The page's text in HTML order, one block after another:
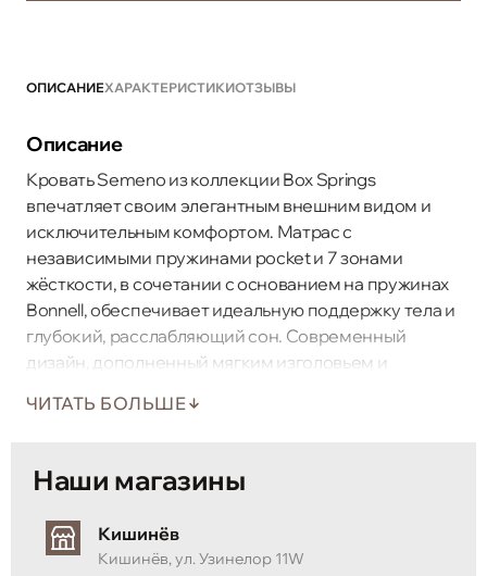
ОПИСАНИЕХАРАКТЕРИСТИКИОТЗЫВЫ
Описание
Кровать Semeno из коллекции Box Springs
впечатляет своим элегантным внешним видом и
исключительным комфортом. Матрас с
независимыми пружинами pocket и 7 зонами
жёсткости, в сочетании с основанием на пружинах
Bonnell, обеспечивает идеальную поддержку тела и
глубокий, расслабляющий сон. Современный
дизайн, дополненный мягким изголовьем и
спальне особый шарм и утончённость.
Модель оснащена просторным встроенным
ящиком для хранения под спальным местом —
идеальным решением для аккуратного
размещения постельного белья и аксессуаров.
ЧИТАТЬ БОЛЬШЕ
Наши магазины
Кишинёв
Кишинёв, ул. Узинелор 11W